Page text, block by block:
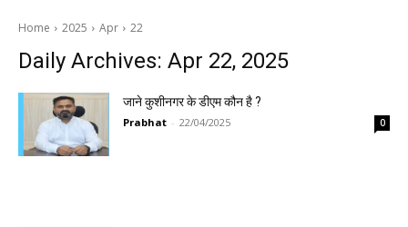
Home 2025 Apr 22
Daily Archives: Apr 22, 2025
जाने कुशीनगर के डीएम कौन है ?
Prabhat - 22/04/2025 0